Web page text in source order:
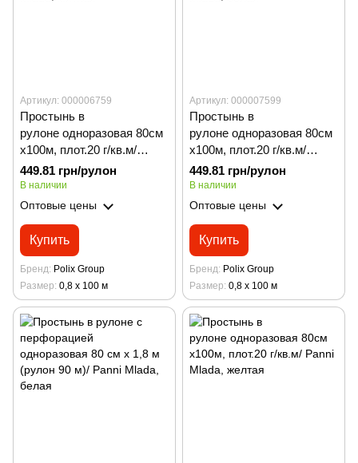
Артикул: 000006759
Простынь в
рулоне одноразовая 80см
х100м, плот.20 г/кв.м/
Panni Mladа, мятная
449.81 грн/рулон
В наличии
Оптовые цены
Купить
Бренд Polix Group
Размер 0,8 х 100 м
Артикул: 000007599
Простынь в
рулоне одноразовая 80см
х100м, плот.20 г/кв.м/
Panni Mladа, белая
449.81 грн/рулон
В наличии
Оптовые цены
Купить
Бренд Polix Group
Размер 0,8 х 100 м